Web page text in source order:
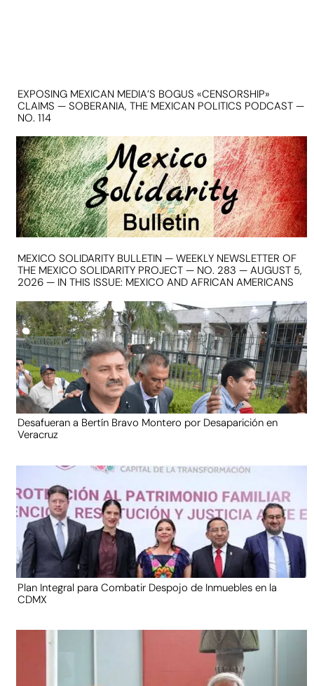
EXPOSING MEXICAN MEDIA’S BOGUS «CENSORSHIP»
CLAIMS — SOBERANIA, THE MEXICAN POLITICS PODCAST —
NO. 114
MEXICO SOLIDARITY BULLETIN — WEEKLY NEWSLETTER OF
THE MEXICO SOLIDARITY PROJECT — NO. 283 — AUGUST 5,
2026 — IN THIS ISSUE: MEXICO AND AFRICAN AMERICANS
Desafueran a Bertín Bravo Montero por Desaparición en
Veracruz
Plan Integral para Combatir Despojo de Inmuebles en la
CDMX